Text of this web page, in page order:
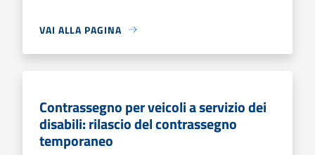
VAI ALLA PAGINA
Contrassegno per veicoli a servizio dei
disabili: rilascio del contrassegno
temporaneo